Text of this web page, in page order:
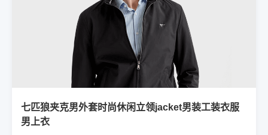
七匹狼夹克男外套时尚休闲立领jacket男装工装衣服
男上衣